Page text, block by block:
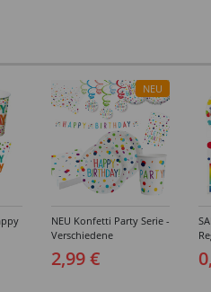
NEU
NEU Konfetti Party Serie -
Verschiedene
Geburtstagsartikel
2,99 €